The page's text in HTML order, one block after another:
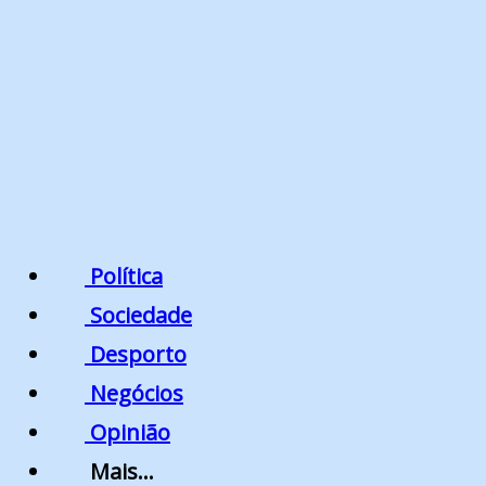
Política
Sociedade
Desporto
Negócios
Opinião
Mais…